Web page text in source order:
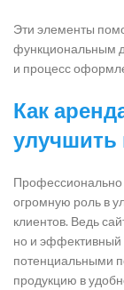
Эти элементы
функциональным
и процесс
Как
Профессионально
огромную роль в
клиентов. Ведь
но и эффективный
потенциальными
продукцию в